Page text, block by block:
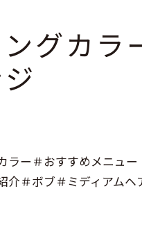
グカラ
ラー ＃おすすめメニュー
介＃ボブ＃ミディアムヘ